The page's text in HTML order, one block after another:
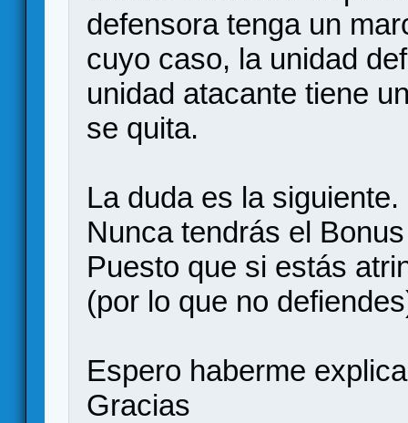
defensora tenga un
cuyo caso, la unidad
unidad atacante tiene
se quita.
La duda es la siguiente.
Nunca tendrás el
Puesto que si estás
(por lo que no
Espero haberme
Gracias